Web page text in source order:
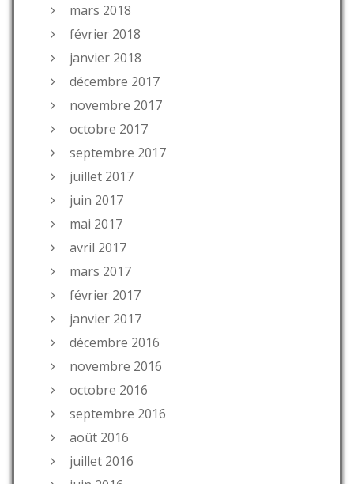
mars 2018
février 2018
janvier 2018
décembre 2017
novembre 2017
octobre 2017
septembre 2017
juillet 2017
juin 2017
mai 2017
avril 2017
mars 2017
février 2017
janvier 2017
décembre 2016
novembre 2016
octobre 2016
septembre 2016
août 2016
juillet 2016